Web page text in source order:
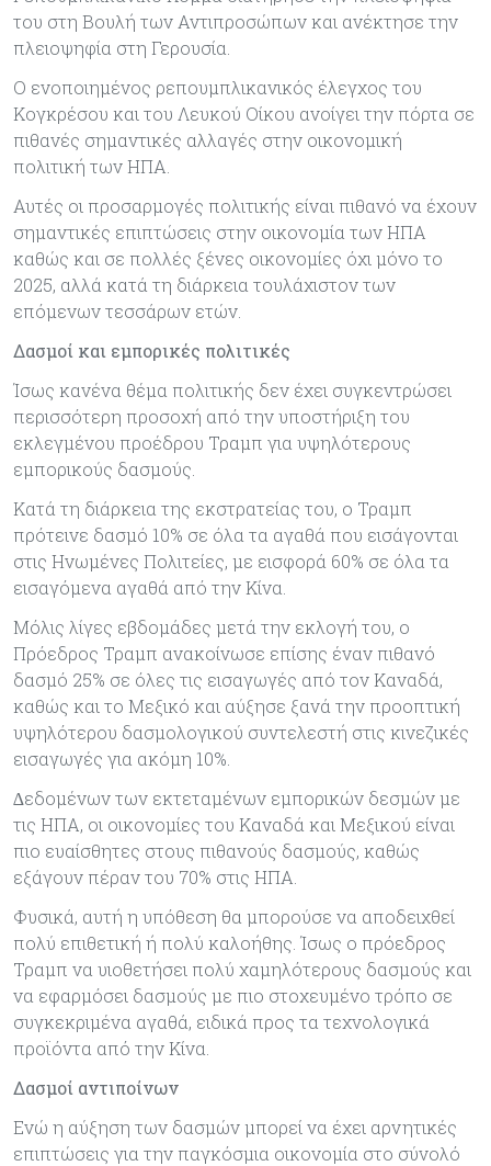
του στη Βουλή των Αντιπροσώπων και ανέκτησε την
πλειοψηφία στη Γερουσία.
Ο ενοποιηµένος ρεπουµπλικανικός έλεγχος του
Κογκρέσου και του Λευκού Οίκου ανοίγει την πόρτα σε
πιθανές σηµαντικές αλλαγές στην οικονοµική
πολιτική των ΗΠΑ.
Αυτές οι προσαρµογές πολιτικής είναι πιθανό να έχουν
σηµαντικές επιπτώσεις στην οικονοµία των ΗΠΑ
καθώς και σε πολλές ξένες οικονοµίες όχι µόνο το
2025, αλλά κατά τη διάρκεια τουλάχιστον των
επόµενων τεσσάρων ετών.
Δασμοί και εμπορικές πολιτικές
Ίσως κανένα θέµα πολιτικής δεν έχει συγκεντρώσει
περισσότερη προσοχή από την υποστήριξη του
εκλεγµένου προέδρου Τραµπ για υψηλότερους
εµπορικούς δασµούς.
Κατά τη διάρκεια της εκστρατείας του, ο Τραµπ
πρότεινε δασµό 10% σε όλα τα αγαθά που εισάγονται
στις Ηνωµένες Πολιτείες, µε εισφορά 60% σε όλα τα
εισαγόµενα αγαθά από την Κίνα.
Μόλις λίγες εβδοµάδες µετά την εκλογή του, ο
Πρόεδρος Τραµπ ανακοίνωσε επίσης έναν πιθανό
δασµό 25% σε όλες τις εισαγωγές από τον Καναδά,
καθώς και το Μεξικό και αύξησε ξανά την προοπτική
υψηλότερου δασµολογικού συντελεστή στις κινεζικές
εισαγωγές για ακόµη 10%.
∆εδοµένων των εκτεταµένων εµπορικών δεσµών µε
τις ΗΠΑ, οι οικονοµίες του Καναδά και Μεξικού είναι
πιο ευαίσθητες στους πιθανούς δασµούς, καθώς
εξάγουν πέραν του 70% στις ΗΠΑ.
Φυσικά, αυτή η υπόθεση θα µπορούσε να αποδειχθεί
πολύ επιθετική ή πολύ καλοήθης. Ίσως ο πρόεδρος
Τραµπ να υιοθετήσει πολύ χαµηλότερους δασµούς και
να εφαρµόσει δασµούς µε πιο στοχευµένο τρόπο σε
συγκεκριµένα αγαθά, ειδικά προς τα τεχνολογικά
προϊόντα από την Κίνα.
Δασμοί αντιποίνων
Ενώ η αύξηση των δασµών µπορεί να έχει αρνητικές
επιπτώσεις για την παγκόσµια οικονοµία στο σύνολό